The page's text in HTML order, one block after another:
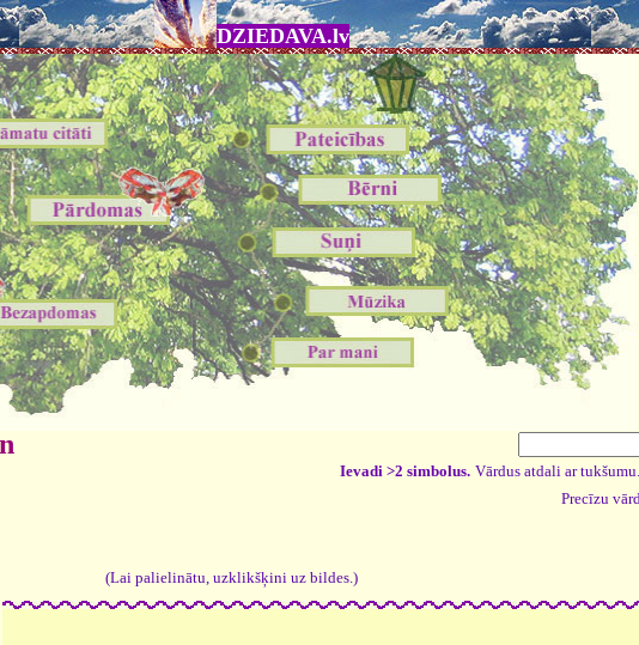
DZIEDAVA.lv
Ievadi >2 simbolus. Vārdus atdali ar
Precīzu
(Lai palielinātu, uzklikšķini uz bildes.)